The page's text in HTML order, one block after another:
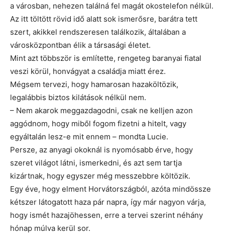
a városban, nehezen találná fel magát okostelefon nélkül.
Az itt töltött rövid idő alatt sok ismerősre, barátra tett
szert, akikkel rendszeresen találkozik, általában a
városközpontban élik a társasági életet.
Mint azt többször is említette, rengeteg baranyai fiatal
veszi körül, honvágyat a családja miatt érez.
Mégsem tervezi, hogy hamarosan hazaköltözik,
legalábbis biztos kilátások nélkül nem.
– Nem akarok meggazdagodni, csak ne kelljen azon
aggódnom, hogy miből fogom fizetni a hitelt, vagy
egyáltalán lesz-e mit ennem – mondta Lucie.
Persze, az anyagi okoknál is nyomósabb érve, hogy
szeret világot látni, ismerkedni, és azt sem tartja
kizártnak, hogy egyszer még messzebbre költözik.
Egy éve, hogy elment Horvátországból, azóta mindössze
kétszer látogatott haza pár napra, így már nagyon várja,
hogy ismét hazajöhessen, erre a tervei szerint néhány
hónap múlva kerül sor.